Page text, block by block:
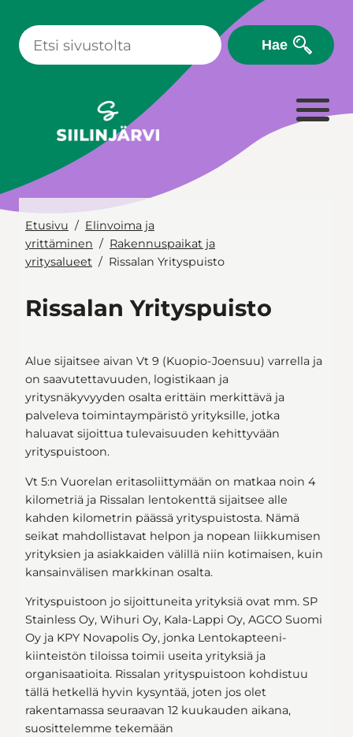
sisältöön
Hae
Etusivu
Elinvoima ja
yrittäminen
Rakennuspaikat ja
yritysalueet
Rissalan Yrityspuisto
Rissalan Yrityspuisto
Alue sijaitsee aivan Vt 9 (Kuopio-Joensuu) varrella ja
on saavutettavuuden, logistikaan ja
yritysnäkyvyyden osalta erittäin merkittävä ja
palveleva toimintaympäristö yrityksille, jotka
haluavat sijoittua tulevaisuuden kehittyvään
yrityspuistoon.
Vt 5:n Vuorelan eritasoliittymään on matkaa noin 4
kilometriä ja Rissalan lentokenttä sijaitsee alle
kahden kilometrin päässä yrityspuistosta. Nämä
seikat mahdollistavat helpon ja nopean liikkumisen
yrityksien ja asiakkaiden välillä niin kotimaisen, kuin
kansainvälisen markkinan osalta.
Yrityspuistoon jo sijoittuneita yrityksiä ovat mm. SP
Stainless Oy, Wihuri Oy, Kala-Lappi Oy, AGCO Suomi
Oy ja KPY Novapolis Oy, jonka Lentokapteeni-
kiinteistön tiloissa toimii useita yrityksiä ja
organisaatioita. Rissalan yrityspuistoon kohdistuu
tällä hetkellä hyvin kysyntää, joten jos olet
rakentamassa seuraavan 12 kuukauden aikana,
suosittelemme tekemään